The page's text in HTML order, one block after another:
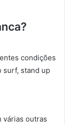
condições
surf, stand up
várias outras